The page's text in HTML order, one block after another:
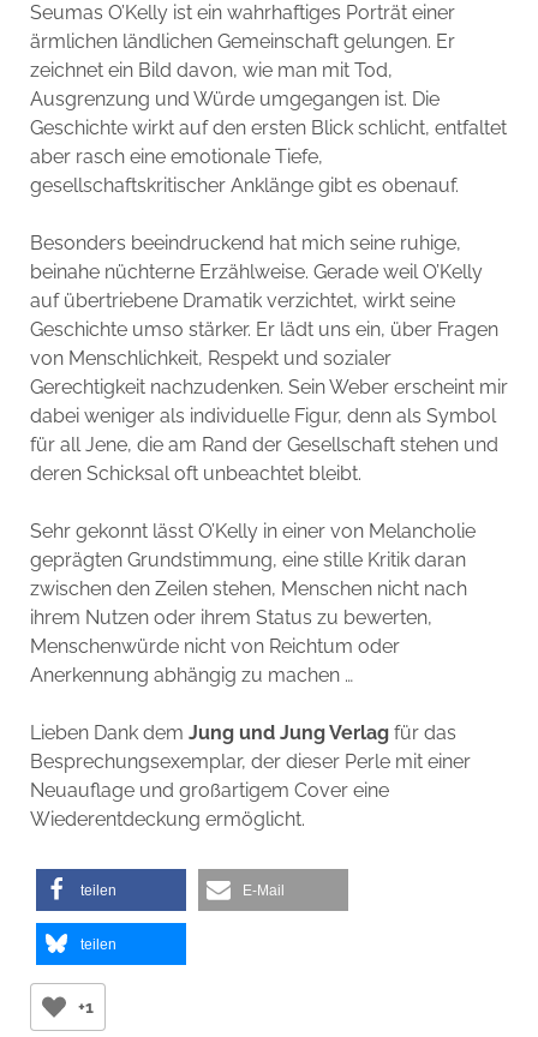
Seumas O’Kelly ist ein wahrhaftiges Porträt einer
ärmlichen ländlichen Gemeinschaft gelungen. Er
zeichnet ein Bild davon, wie man mit Tod,
Ausgrenzung und Würde umgegangen ist. Die
Geschichte wirkt auf den ersten Blick schlicht, entfaltet
aber rasch eine emotionale Tiefe,
gesellschaftskritischer Anklänge gibt es obenauf.
Besonders beeindruckend hat mich seine ruhige,
beinahe nüchterne Erzählweise. Gerade weil O’Kelly
auf übertriebene Dramatik verzichtet, wirkt seine
Geschichte umso stärker. Er lädt uns ein, über Fragen
von Menschlichkeit, Respekt und sozialer
Gerechtigkeit nachzudenken. Sein Weber erscheint mir
dabei weniger als individuelle Figur, denn als Symbol
für all Jene, die am Rand der Gesellschaft stehen und
deren Schicksal oft unbeachtet bleibt.
Sehr gekonnt lässt O’Kelly in einer von Melancholie
geprägten Grundstimmung, eine stille Kritik daran
zwischen den Zeilen stehen, Menschen nicht nach
ihrem Nutzen oder ihrem Status zu bewerten,
Menschenwürde nicht von Reichtum oder
Anerkennung abhängig zu machen …
Lieben Dank dem Jung und Jung Verlagfür das
Besprechungsexemplar, der dieser Perle mit einer
Neuauflage und großartigem Cover eine
Wiederentdeckung ermöglicht.
teilen E-Mail
teilen
+1